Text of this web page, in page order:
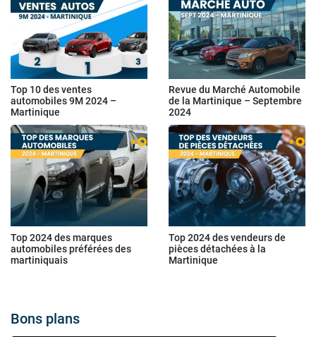
Top 10 des ventes
automobiles 9M 2024 –
Martinique
Revue du Marché Automobile
de la Martinique – Septembre
2024
Top 2024 des marques
automobiles préférées des
martiniquais
Top 2024 des vendeurs de
pièces détachées à la
Martinique
Bons plans